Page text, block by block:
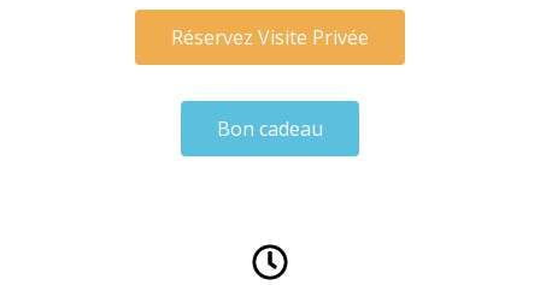
Réservez Visite Privée
Bon cadeau